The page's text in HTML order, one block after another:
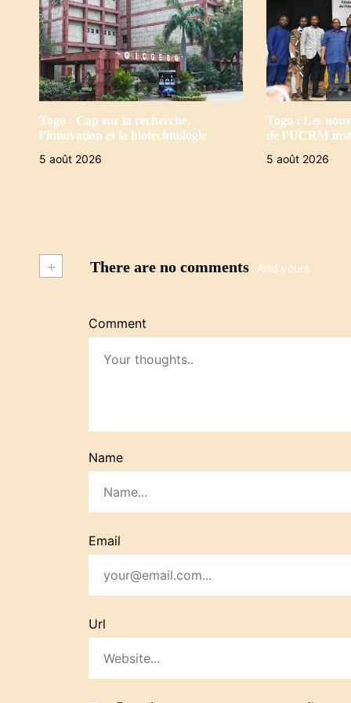
Togo : Cap sur la recherche,
l’innovation et la biotechnologie
5 août 2026
Togo : Les
de l’UCRM
5 août 2026
+ There are no comments Add yours
Comment
Name
Email
Url